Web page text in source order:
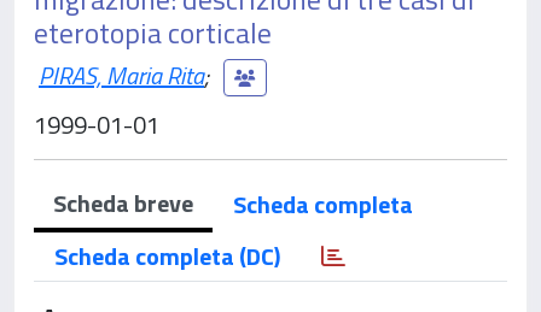
eterotopia corticale
PIRAS, Maria Rita;
1999-01-01
Scheda breve
Scheda completa
Scheda completa (DC)